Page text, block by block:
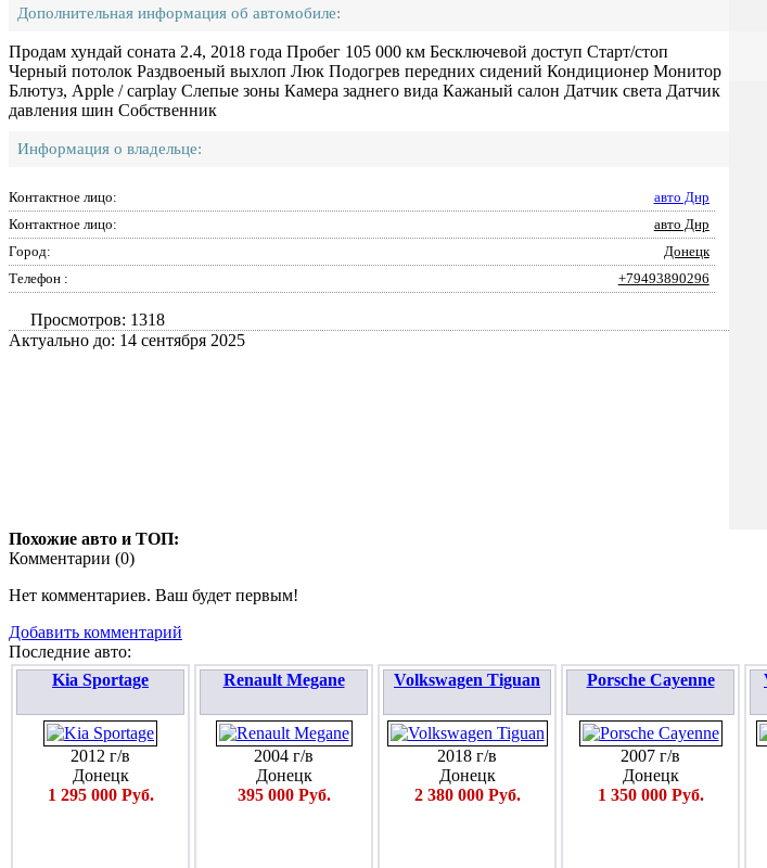
Дополнительная информация об автомобиле:
Продам хундай соната 2.4, 2018 года Пробег 105 000 км Бесключевой доступ Старт/стоп
Черный потолок Раздвоеный выхлоп Люк Подогрев передних сидений Кондиционер Монитор
Блютуз, Apple / carplay Слепые зоны Камера заднего вида Кажаный салон Датчик света Датчик
давления шин Собственник
Информация о владельце:
Контактное лицо:
авто Днр
Контактное лицо:
авто Днр
Город:
Донецк
Телефон :
+79493890296
Просмотров: 1318
Актуально до: 14 сентября 2025
Похожие авто и ТОП:
Комментарии (0)
Нет комментариев. Ваш будет первым!
Добавить комментарий
Последние авто:
Kia Sportage
2012 г/в
Донецк
1 295 000 Руб.
Renault Megane
2004 г/в
Донецк
395 000 Руб.
Volkswagen Tiguan
2018 г/в
Донецк
2 380 000 Руб.
Porsche Cayenne
2007 г/в
Донецк
1 350 000 Руб.